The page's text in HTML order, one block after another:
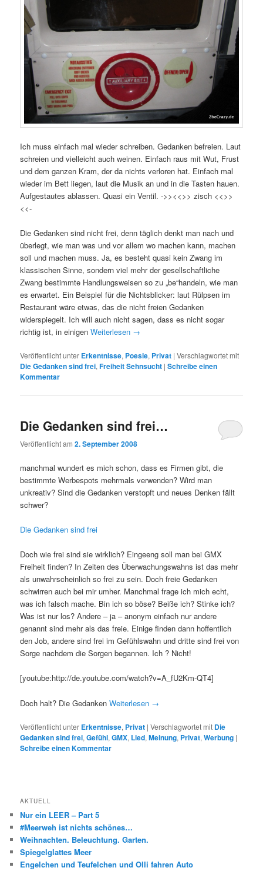
Ich muss einfach mal wieder schreiben. Gedanken befreien. Laut
schreien und vielleicht auch weinen. Einfach raus mit Wut, Frust
und dem ganzen Kram, der da nichts verloren hat. Einfach mal
wieder im Bett liegen, laut die Musik an und in die Tasten hauen.
Aufgestautes ablassen. Quasi ein Ventil. ->><<>> zisch <<>>
<<-
Die Gedanken sind nicht frei, denn täglich denkt man nach und
überlegt, wie man was und vor allem wo machen kann, machen
soll und machen muss. Ja, es besteht quasi kein Zwang im
klassischen Sinne, sondern viel mehr der gesellschaftliche
Zwang bestimmte Handlungsweisen so zu „be“handeln, wie man
es erwartet. Ein Beispiel für die Nichtsblicker: laut Rülpsen im
Restaurant wäre etwas, das die nicht freien Gedanken
widerspiegelt. Ich will auch nicht sagen, dass es nicht sogar
richtig ist, in einigenWeiterlesen →
Veröffentlicht unter Erkentnisse, Poesie, Privat |Verschlagwortet mit
Die Gedanken sind frei,Freiheit Sehnsucht |Schreibe einen
Kommentar
Die Gedanken sind frei…
Veröffentlicht am2. September 2008
manchmal wundert es mich schon, dass es Firmen gibt, die
bestimmte Werbespots mehrmals verwenden? Wird man
unkreativ? Sind die Gedanken verstopft und neues Denken fällt
schwer?
Die Gedanken sind frei
Doch wie frei sind sie wirklich? Eingeeng soll man bei GMX
Freiheit finden? In Zeiten des Überwachungswahns ist das mehr
als unwahrscheinlich so frei zu sein. Doch freie Gedanken
schwirren auch bei mir umher. Manchmal frage ich mich echt,
was ich falsch mache. Bin ich so böse? Beiße ich? Stinke ich?
Was ist nur los? Andere – ja – anonym einfach nur andere
genannt sind mehr als das freie. Einige finden dann hoffentlich
den Job, andere sind frei im Gefühlswahn und dritte sind frei von
Sorge nachdem die Sorgen begannen. Ich ? Nicht!
[youtube:http://de.youtube.com/watch?v=A_fU2Km-QT4]
Doch halt? Die GedankenWeiterlesen →
Veröffentlicht unter Erkentnisse, Privat |Verschlagwortet mit Die
Gedanken sind frei,Gefühl,GMX, Lied,Meinung, Privat,Werbung |
Schreibe einen Kommentar
AKTUELL
Nur ein LEER – Part 5
#Meerweh ist nichts schönes…
Weihnachten. Beleuchtung. Garten.
Spiegelglattes Meer
Engelchen und Teufelchen und Olli fahren Auto